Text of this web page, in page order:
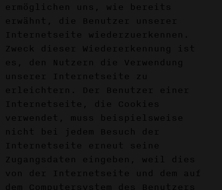
ermöglichen uns, wie bereits
erwähnt, die Benutzer unserer
Internetseite wiederzuerkennen.
Zweck dieser Wiedererkennung ist
es, den Nutzern die Verwendung
unserer Internetseite zu
erleichtern. Der Benutzer einer
Internetseite, die Cookies
verwendet, muss beispielsweise
nicht bei jedem Besuch der
Internetseite erneut seine
Zugangsdaten eingeben, weil dies
von der Internetseite und dem auf
dem Computersystem des Benutzers